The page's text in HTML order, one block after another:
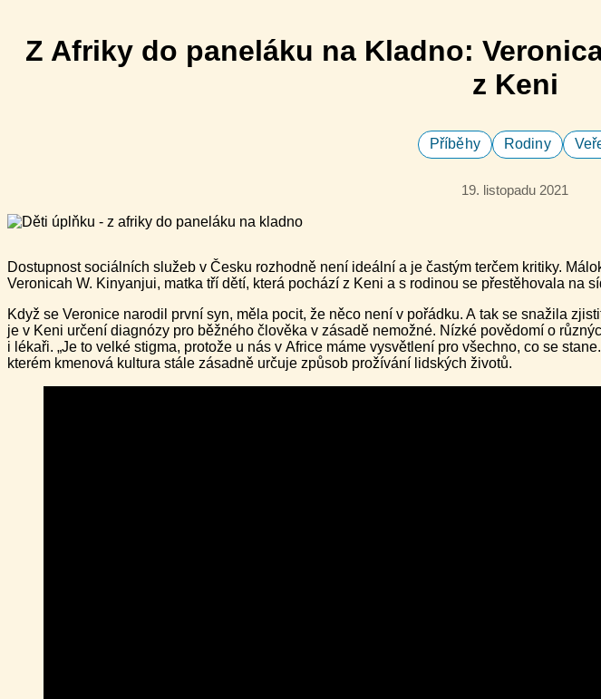
Z Afriky do paneláku na Kladno:
z Keni
Příběhy Rodiny
19. listopadu 2021
Dostupnost sociálních služeb v Česku rozhodně není ideální a je častým terčem kritiky.
Veronicah W. Kinyanjui, matka tří dětí, která pochází z Keni a s rodinou se přestěhovala na
Když se Veronice narodil první syn, měla pocit, že něco není v pořádku. A tak se snažila
je v Keni určení diagnózy pro běžného člověka v zásadě nemožné. Nízké povědomí o
i lékaři. „Je to velké stigma, protože u nás v Africe máme vysvětlení pro všechno, co se
kterém kmenová kultura stále zásadně určuje způsob prožívání lidských životů.